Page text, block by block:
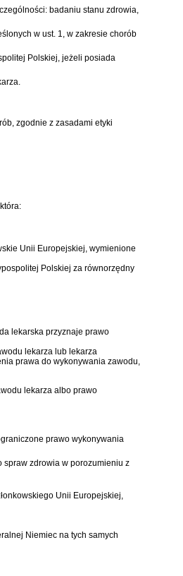
badaniu stanu zdrowia,
w ust. 1, w zakresie chorób
Polskiej, jeżeli posiada
zgodnie z zasadami etyki
Unii Europejskiej, wymienione
Polskiej za równorzędny
lekarska przyznaje prawo
lekarza lub lekarza
prawa do wykonywania zawodu,
lekarza albo prawo
prawo wykonywania
spraw zdrowia w porozumieniu z
Unii Europejskiej,
Niemiec na tych samych